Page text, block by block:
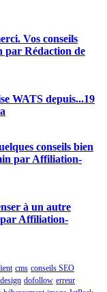
Vos conseils
par Rédaction de
WATS depuis...19
conseils bien
par Affiliation-
à un autre
par Affiliation-
cms conseils SEO
design dofollow erreur